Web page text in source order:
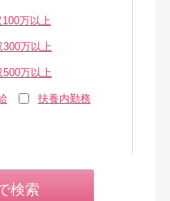
万以上
300万以上
500万以上
扶養内勤務